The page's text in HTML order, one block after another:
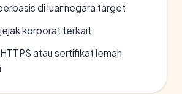
di luar negara target
korporat terkait
atau sertifikat lemah